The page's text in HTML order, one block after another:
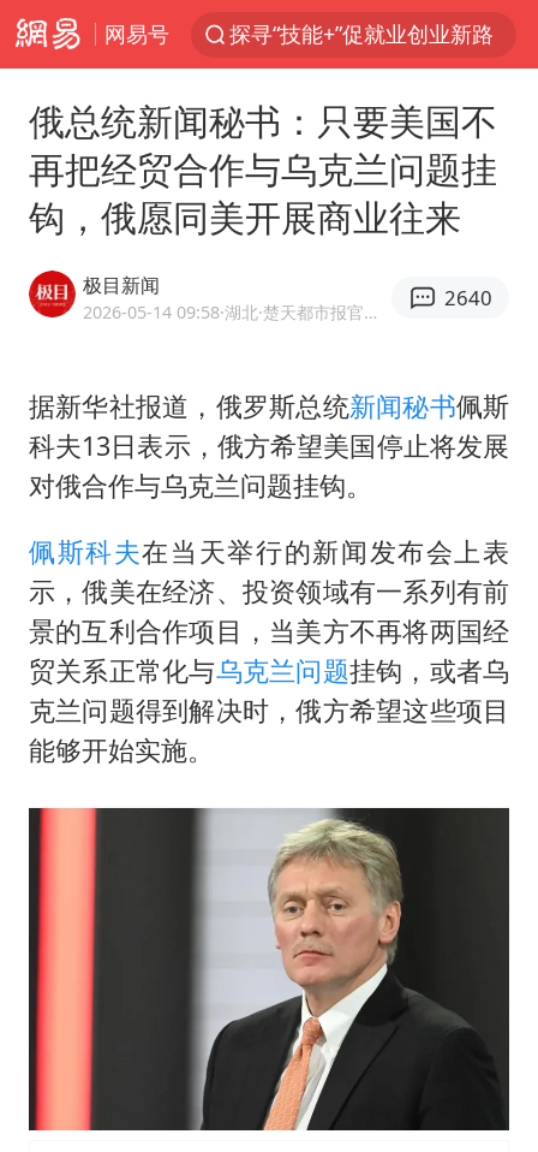
网易号
探寻“技能+”促就业创业新路
山东财大教授刘海明逝世 终年38岁
官方通报传销头目出狱办书院
因凡蒂诺首次公开道歉
人贩子“梅姨”真实姓名曝光
谷歌首席科学家Jeff Dean离职创业
41岁女子为鼓励女儿考上985研究生
蜜雪冰城员工抽烟收银 门店现已停业
陕西柞水遭遇暴雨五千余户群众转移
汕头市政府被约谈
董路致歉：泰国10岁黑人父母是伪造的
总书记关心百姓身边这些民生大事
俄总统新闻秘书：只要美国不
再把经贸合作与乌克兰问题挂
钩，俄愿同美开展商业往来
极目新闻
2026-05-14 09:58·湖北 ·楚天都市报官方网易号
2640
据新华社报道，俄罗斯总统新闻秘书佩斯
科夫13日表示，俄方希望美国停止将发展
对俄合作与乌克兰问题挂钩。
佩斯科夫在当天举行的新闻发布会上表
示，俄美在经济、投资领域有一系列有前
景的互利合作项目，当美方不再将两国经
贸关系正常化与乌克兰问题挂钩，或者乌
克兰问题得到解决时，俄方希望这些项目
能够开始实施。